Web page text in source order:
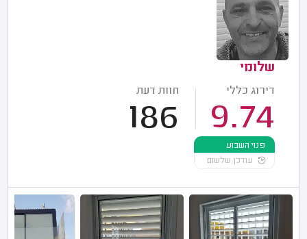
שלומי
דירוג כללי
9.74
חוות דעת
186
פנוי השבוע
עודכן שלשום